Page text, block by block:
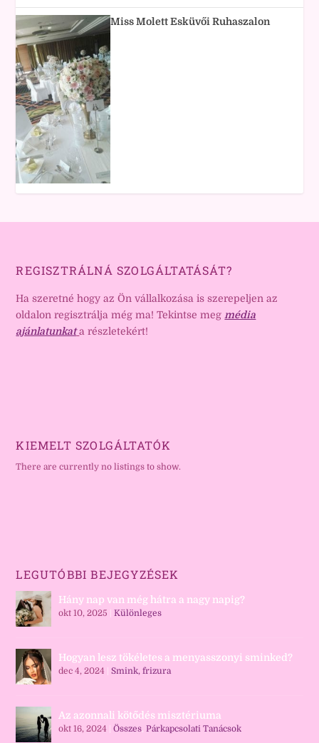
Miss Molett Esküvői Ruhaszalon
REGISZTRÁLNÁ SZOLGÁLTATÁSÁT?
Ha szeretné hogy az Ön vállalkozása is szerepeljen az
oldalon regisztrálja még ma! Tekintse megmédia
ajánlatunkat a részletekért!
KIEMELT SZOLGÁLTATÓK
There are currently no listings to show.
LEGUTÓBBI BEJEGYZÉSEK
Hány nap van még hátra a nagy napig?
okt 10, 2025 |Különleges
Hogyan lesz tökéletes a menyasszonyi sminked?
dec 4, 2024 |Smink, frizura
Az azonnali kötődés misztériuma
okt 16, 2024 |Összes,Párkapcsolati Tanácsok